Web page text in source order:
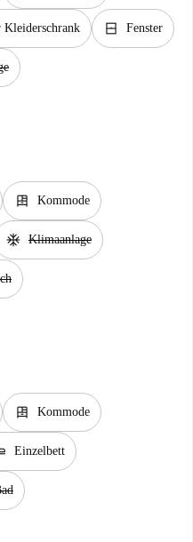
Kleiderschrank window_closed Fenster
dresser Kommode
ac_unit Klimaanlage
dresser Kommode
Einzelbett